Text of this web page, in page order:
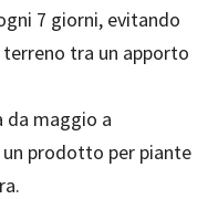
7 giorni, evitando
tra un apporto
da maggio a
prodotto per piante